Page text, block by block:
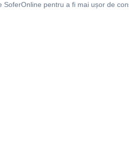
SoferOnline pentru a fi mai ușor de